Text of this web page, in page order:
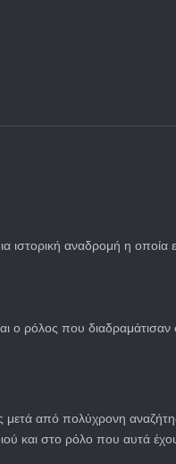
αναδρομή η οποία
ο ρόλος που
μετά από πολύχρονη
και στο ρόλο που αυτά